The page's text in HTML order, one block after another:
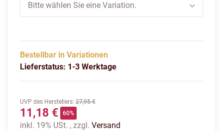
Bitte wählen Sie eine Variation.
Bestellbar in Variationen
Lieferstatus: 1-3 Werktage
UVP des Herstellers: 27,95 €
11,18 € 60%
inkl. 19% USt. , zzgl. Versand